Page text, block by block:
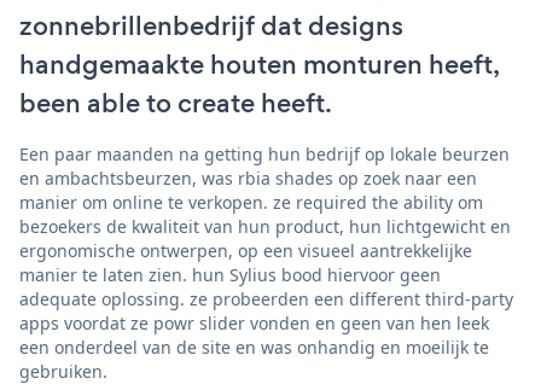
zonnebrillenbedrijf dat designs
handgemaakte houten monturen heeft,
been able to create heeft.
Een paar maanden na getting hun bedrijf op lokale beurzen
en ambachtsbeurzen, was rbia shades op zoek naar een
manier om online te verkopen. ze required the ability om
bezoekers de kwaliteit van hun product, hun lichtgewicht en
ergonomische ontwerpen, op een visueel aantrekkelijke
manier te laten zien. hun Sylius bood hiervoor geen
adequate oplossing. ze probeerden een different third-party
apps voordat ze powr slider vonden en geen van hen leek
een onderdeel van de site en was onhandig en moeilijk te
gebruiken.